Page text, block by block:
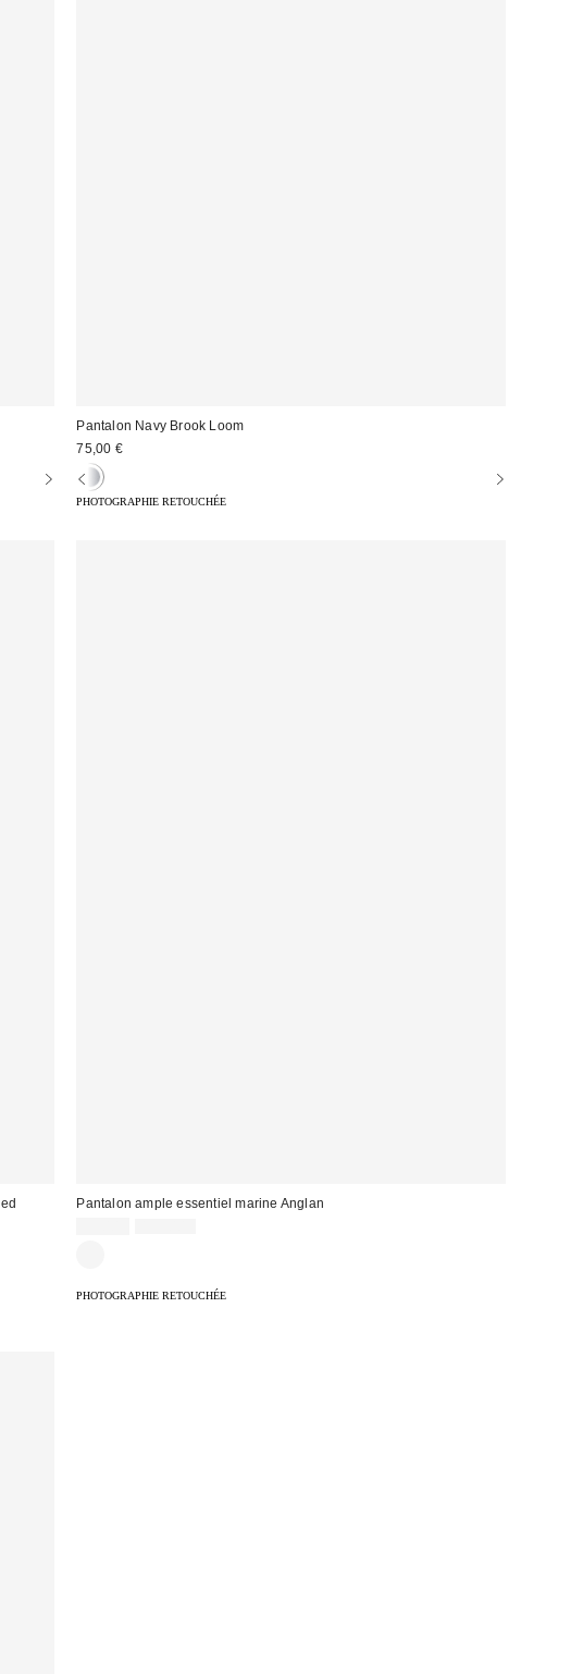
Pantalon Navy Brook Loom
75,00 €
PHOTOGRAPHIE RETOUCHÉE
Pantalon ample essentiel marine Anglan
PHOTOGRAPHIE RETOUCHÉE